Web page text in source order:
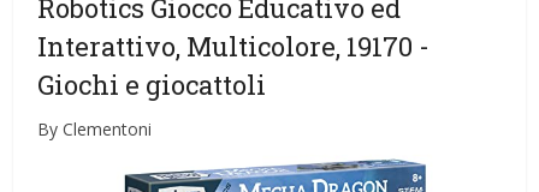
Robotics Giocco Educativo ed
Interattivo, Multicolore, 19170 -
Giochi e giocattoli
By Clementoni